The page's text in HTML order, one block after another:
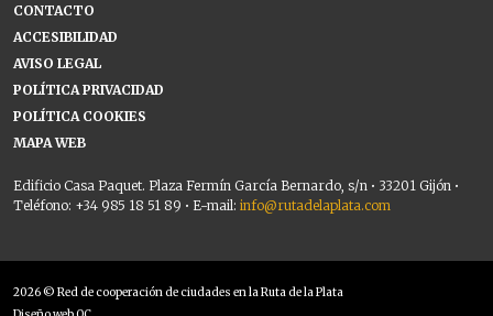
CONTACTO
ACCESIBILIDAD
AVISO LEGAL
POLÍTICA PRIVACIDAD
POLÍTICA COOKIES
MAPA WEB
Edificio Casa Paquet. Plaza Fermín García Bernardo, s/n • 33201 Gijón •
Teléfono: +34 985 18 51 89 • E-mail: info@rutadelaplata.com
2026 © Red de cooperación de ciudades en la Ruta de la Plata